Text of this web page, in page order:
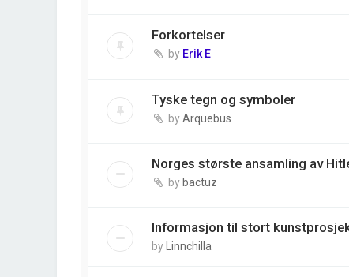
Forkortelser
by Erik E
Tyske tegn og symboler
byArquebus
Norges største ansamling av
by bactuz
Informasjon til stort
by Linnchilla